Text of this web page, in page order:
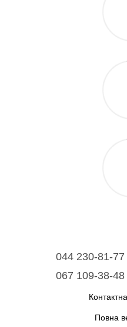
044 230-81-77
067 109-38-
Повна